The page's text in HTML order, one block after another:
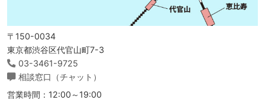
〒150-0034
東京都渋谷区代官山町7-3
03-3461-9725
相談窓口（チャット）
営業時間：12:00～19:00